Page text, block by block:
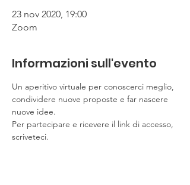
23 nov 2020, 19:00
Zoom
Informazioni sull'evento
Un aperitivo virtuale per conoscerci meglio,
condividere nuove proposte e far nascere
nuove idee.
Per partecipare e ricevere il link di accesso,
scriveteci.